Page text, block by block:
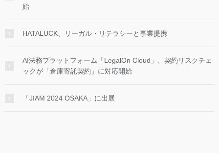
始
HATALUCK、リーガル・リテラシーと事業提携
AI法務プラットフォーム「LegalOn Cloud」、契約リスクチェ
ックが「倉庫寄託契約」に対応開始
「JIAM 2024 OSAKA」に出展